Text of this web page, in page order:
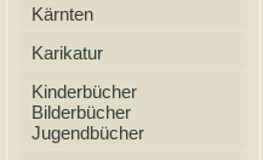
Kärnten
Karikatur
Kinderbücher
Bilderbücher
Jugendbücher